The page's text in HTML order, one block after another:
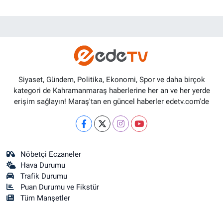
Siyaset, Gündem, Politika, Ekonomi, Spor ve daha birçok
kategori de Kahramanmaraş haberlerine her an ve her yerde
erişim sağlayın! Maraş'tan en güncel haberler edetv.com'de
Nöbetçi Eczaneler
Hava Durumu
Trafik Durumu
Puan Durumu ve Fikstür
Tüm Manşetler